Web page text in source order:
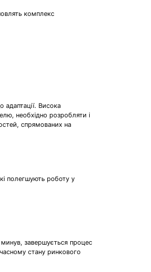
комплекс
адаптації. Висока
необхідно розробляти і
спрямованих на
полегшують роботу у
завершується процес
стану ринкового